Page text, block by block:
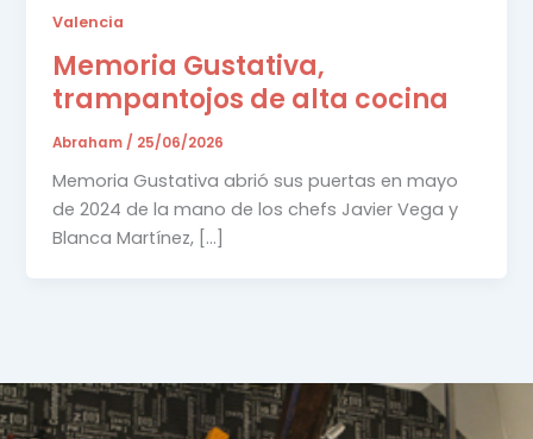
Valencia
Memoria Gustativa,
trampantojos de alta cocina
Abraham / 25/06/2026
Memoria Gustativa abrió sus puertas en mayo
de 2024 de la mano de los chefs Javier Vega y
Blanca Martínez, […]